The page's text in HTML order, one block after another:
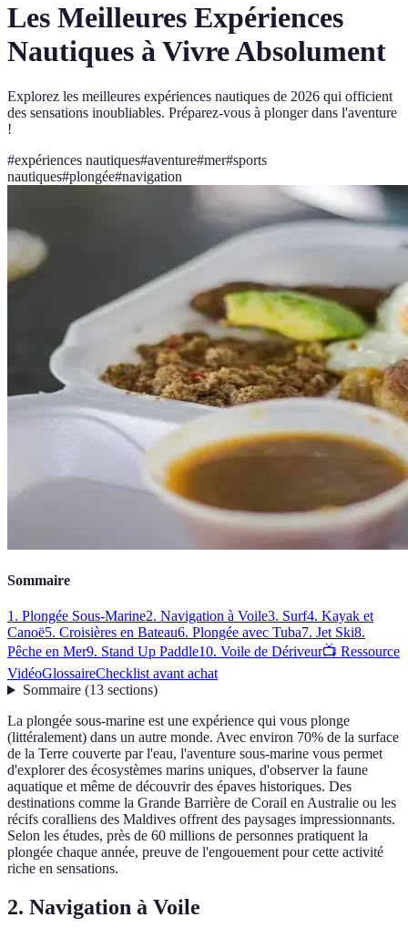
Les Meilleures Expériences
Nautiques à Vivre Absolument
Explorez les meilleures expériences nautiques de 2026 qui officient
des sensations inoubliables. Préparez-vous à plonger dans l'aventure
!
#expériences nautiques#aventure#mer#sports
nautiques#plongée#navigation
Sommaire
1. Plongée Sous-Marine2. Navigation à Voile3. Surf4. Kayak et
Canoë5. Croisières en Bateau6. Plongée avec Tuba7. Jet Ski8.
Pêche en Mer9. Stand Up Paddle10. Voile de Dériveur📺 Ressource
VidéoGlossaireChecklist avant achat
Sommaire(13 sections)
La plongée sous-marine est une expérience qui vous plonge
(littéralement) dans un autre monde. Avec environ 70% de la surface
de la Terre couverte par l'eau, l'aventure sous-marine vous permet
d'explorer des écosystèmes marins uniques, d'observer la faune
aquatique et même de découvrir des épaves historiques. Des
destinations comme la Grande Barrière de Corail en Australie ou les
récifs coralliens des Maldives offrent des paysages impressionnants.
Selon les études, près de 60 millions de personnes pratiquent la
plongée chaque année, preuve de l'engouement pour cette activité
riche en sensations.
2. Navigation à Voile